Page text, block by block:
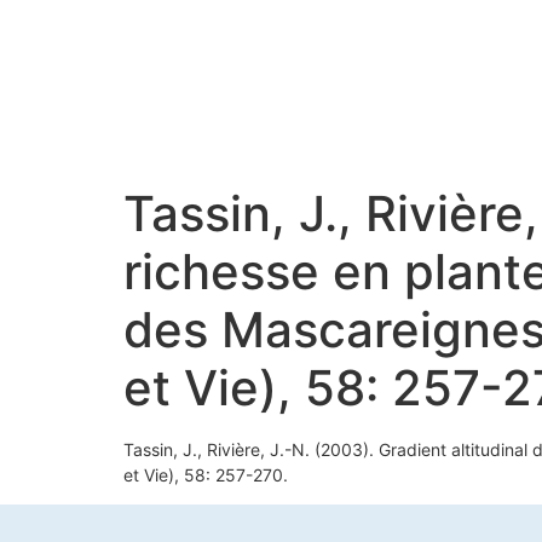
Tassin, J.,
richesse en
des
et Vie), 58: 257-
Tassin, J., Rivière, J.-N. (2003). Gradient altitudinal
et Vie), 58: 257-270.